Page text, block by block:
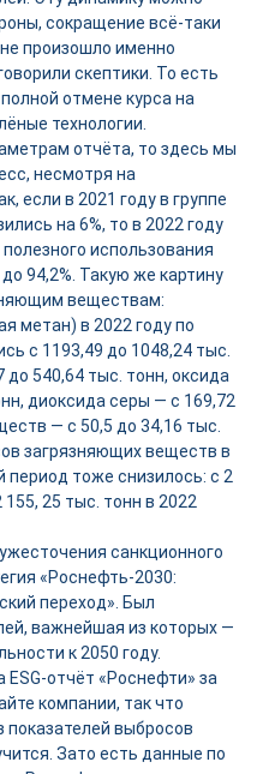
сокращение всё-таки
произошло именно
скептики. То есть
отмене курса на
технологии.
отчёта, то здесь мы
несмотря на
если в 2021 году в группе
на 6%, то в 2022 году
использования
94,2%. Такую же картину
веществам:
метан) в 2022 году по
с 1193,49 до 1048,24 тыс.
до 540,64 тыс. тонн, оксида
диоксида серы — с 169,72
— с 50,5 до 34,16 тыс.
загрязняющих веществ в
тоже снизилось: с 2
25 тыс. тонн в 2022
санкционного
«Роснефть-2030:
переход». Был
важнейшая из которых —
к 2050 году.
отчёт «Роснефти» за
компании, так что
показателей выбросов
Зато есть данные по